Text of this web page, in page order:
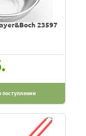
23597
поступлении